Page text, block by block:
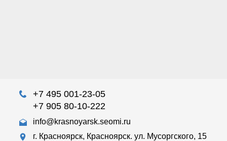
+7 495 001-23-05
+7 905 80-10-222
info@krasnoyarsk.seomi.ru
г. Красноярск, Красноярск. ул. Мусоргского, 15